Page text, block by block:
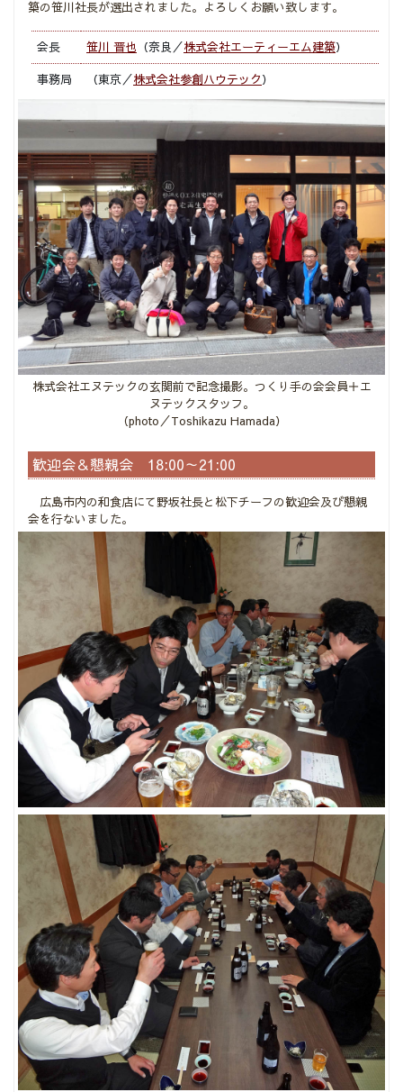
築の笹川社長が選出されました。よろしくお願い致します。
会長 笹川 晋也 （奈良／株式会社エーティーエム建築）
事務局
（東京／株式会社参創ハウテック）
株式会社エヌテックの玄関前で記念撮影。つくり手の会会員＋エ
ヌテックスタッフ。
（photo／Toshikazu Hamada）
歓迎会＆懇親会 18:00～21:00
広島市内の和食店にて野坂社長と松下チーフの歓迎会及び懇親
会を行ないました。